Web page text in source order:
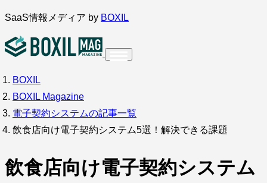
内
を
キ
ッ
プ
SaaS情報メディア by BOXIL
インタビュー
サービス比較 キーワードから探す
SaaS情報メディア by
BOXIL
BOXIL Magazine
電子契約システムの記事一覧
飲食店向け電子契約システム5選！解決できる課題
飲食店向け電子契約システム